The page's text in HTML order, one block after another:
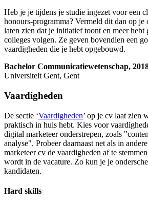
Heb je je tijdens je studie ingezet voor een
honours-programma? Vermeld dit dan op
laten zien dat je initiatief toont en meer hebt
colleges volgen. Ze geven bovendien een
vaardigheden die je hebt opgebouwd.
Bachelor Communicatiewetenschap,
Universiteit Gent, Gent
Vaardigheden
De sectie ‘Vaardigheden’ op je cv laat zien
praktisch in huis hebt. Kies voor
digital marketeer onderstrepen, zoals
analyse". Probeer daarnaast net als in
marketeer cv de vaardigheden af te
wordt in de vacature. Zo kun je je
kandidaten.
Hard skills